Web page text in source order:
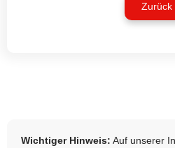
Zurück
Wichtiger Hinweis: Auf unserer